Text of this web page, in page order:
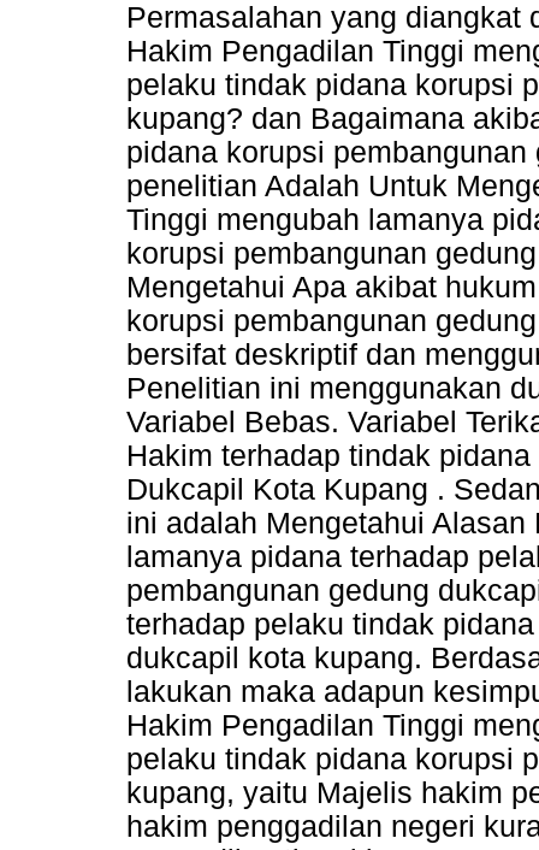
Permasalahan yang diangkat
Hakim Pengadilan Tinggi
pelaku tindak pidana korupsi
kupang? dan Bagaimana
pidana korupsi
penelitian Adalah Untuk
Tinggi mengubah lamanya
korupsi pembangunan
Mengetahui Apa akibat
korupsi pembangunan
bersifat deskriptif dan
Penelitian ini menggunakan
Variabel Bebas. Variabel
Hakim terhadap tindak
Dukcapil Kota Kupang .
ini adalah Mengetahui
lamanya pidana terhadap
pembangunan gedung
terhadap pelaku tindak
dukcapil kota kupang.
lakukan maka adapun
Hakim Pengadilan Tinggi
pelaku tindak pidana korupsi
kupang, yaitu Majelis hakim
hakim penggadilan negeri